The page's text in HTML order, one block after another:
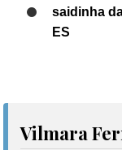
saidinha
ES
Vilmara